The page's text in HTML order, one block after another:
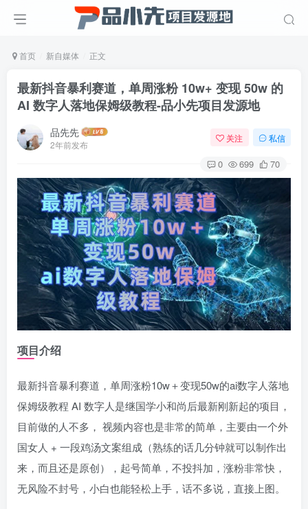
首页 新自媒体 正文
最新抖音暴利赛道，单周涨粉 10w+ 变现 50w 的
AI 数字人落地保姆级教程-品小先项目发源地
品先先
2年前发布
关注 私信
0 699 70
项目介绍
最新抖音暴利赛道，单周涨粉10w＋变现50w的ai数字人落地
保姆级教程 AI 数字人是继国学小和尚后最新刚新起的项目，
目前做的人不多， 视频内容也是非常的简单，主要由一个外
国女人 + 一段鸡汤文案组成（熟练的话几分钟就可以制作出
来，而且还是原创），起号简单，不投抖加，涨粉非常快，
无风险不封号，小白也能轻松上手，话不多说，直接上图。